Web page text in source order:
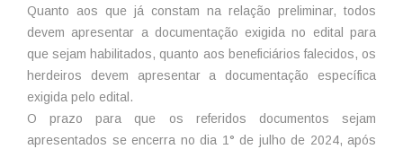
Quanto aos que já constam na relação preliminar, todos
devem apresentar a documentação exigida no edital para
que sejam habilitados, quanto aos beneficiários falecidos, os
herdeiros devem apresentar a documentação específica
exigida pelo edital.
O prazo para que os referidos documentos sejam
apresentados se encerra no dia 1° de julho de 2024, após